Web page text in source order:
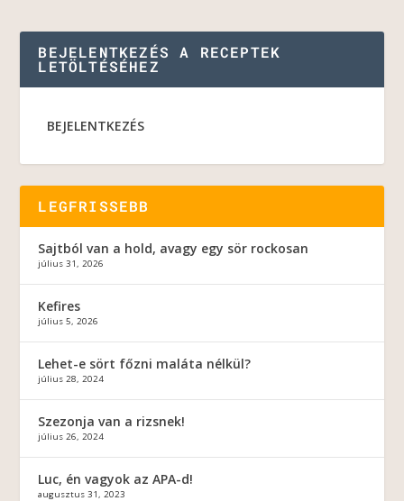
BEJELENTKEZÉS A RECEPTEK
LETÖLTÉSÉHEZ
BEJELENTKEZÉS
LEGFRISSEBB
Sajtból van a hold, avagy egy sör rockosan
július 31, 2026
Kefires
július 5, 2026
Lehet-e sört főzni maláta nélkül?
július 28, 2024
Szezonja van a rizsnek!
július 26, 2024
Luc, én vagyok az APA-d!
augusztus 31, 2023